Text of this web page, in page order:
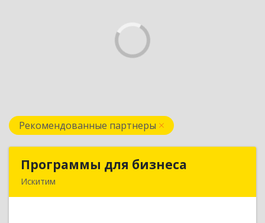
Рекомендованные партнеры
Программы для бизнеса
Искитим
Программы для бизнеса